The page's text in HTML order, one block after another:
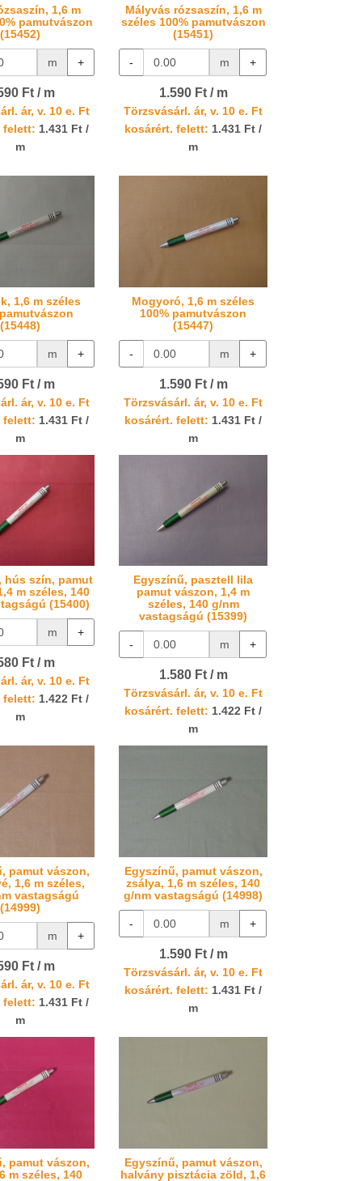
1,6 m
pamutvászon
(15452)
m +
Ft / m
ár, v. 10 e. Ft
felett: 1.431 Ft /
m
Mályvás rózsaszín, 1,6 m
széles 100% pamutvászon
(15451)
- m +
1.590 Ft / m
Törzsvásárl. ár, v. 10 e. Ft
kosárért. felett: 1.431 Ft /
m
1,6 m széles
(15448)
m +
Ft / m
ár, v. 10 e. Ft
felett: 1.431 Ft /
m
Mogyoró, 1,6 m széles
100% pamutvászon
(15447)
- m +
1.590 Ft / m
Törzsvásárl. ár, v. 10 e. Ft
kosárért. felett: 1.431 Ft /
m
hús szín, pamut
m széles, 140
(15400)
m +
Ft / m
ár, v. 10 e. Ft
felett: 1.422 Ft /
m
Egyszínű, pasztell lila
pamut vászon, 1,4 m
széles, 140 g/nm
vastagságú (15399)
- m +
1.580 Ft / m
Törzsvásárl. ár, v. 10 e. Ft
kosárért. felett: 1.422 Ft /
m
pamut vászon,
1,6 m széles,
vastagságú
(14999)
m +
Ft / m
ár, v. 10 e. Ft
felett: 1.431 Ft /
m
Egyszínű, pamut vászon,
zsálya, 1,6 m széles, 140
g/nm vastagságú (14998)
- m +
1.590 Ft / m
Törzsvásárl. ár, v. 10 e. Ft
kosárért. felett: 1.431 Ft /
m
pamut vászon,
m széles, 140
Egyszínű, pamut vászon,
halvány pisztácia zöld, 1,6